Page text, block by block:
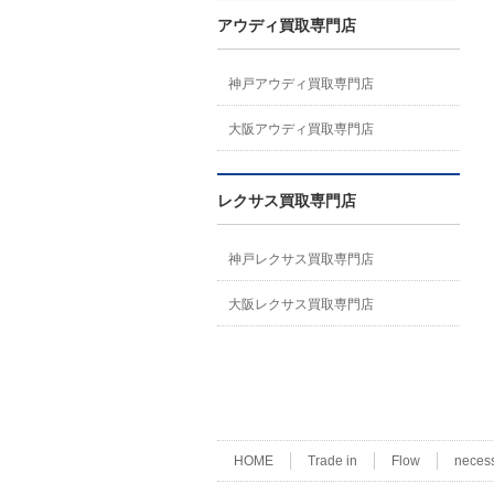
アウディ買取専門店
神戸アウディ買取専門店
大阪アウディ買取専門店
レクサス買取専門店
神戸レクサス買取専門店
大阪レクサス買取専門店
HOME Trade in Flow